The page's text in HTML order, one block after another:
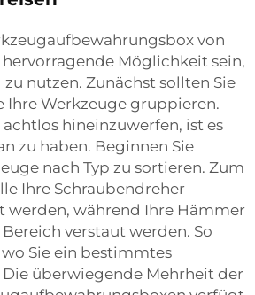
von
Möglichkeit sein,
nutzen. Zunächst sollten Sie
Ihre Werkzeuge gruppieren.
hineinzuwerfen, ist es
zu haben. Beginnen Sie
nach Typ zu sortieren. Zum
Ihre Schraubendreher
werden, während Ihre Hämmer
verstaut werden. So
wo Sie ein bestimmtes
überwiegende Mehrheit der